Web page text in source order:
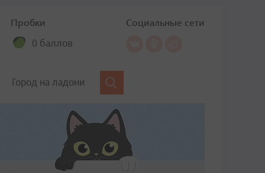
Пробки
0 баллов
Социальные сети
Город на ладони